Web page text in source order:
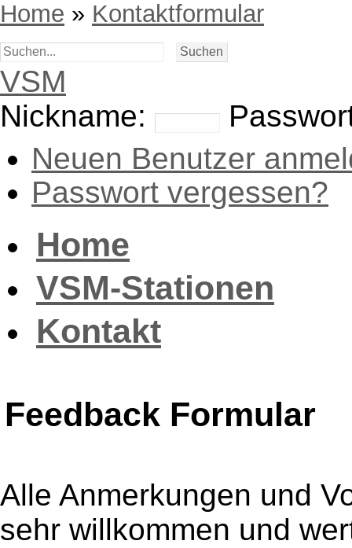
Home » Kontaktformular
VSM
Nickname:
Neuen Benutzer
Passwort vergessen?
Home
VSM-Stationen
Kontakt
Feedback Formular
Alle Anmerkungen und
sehr willkommen und